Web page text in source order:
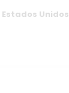
Estados Unidos